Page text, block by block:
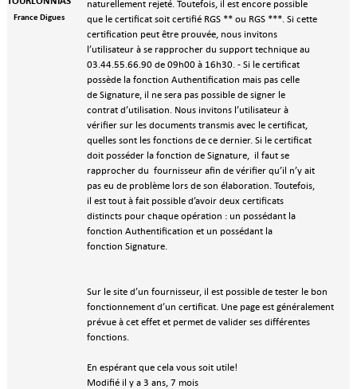
France Digues
naturellement rejeté. Toutefois, il est encore possible
que le certificat soit certifié RGS ** ou RGS ***. Si cette
certification peut être prouvée, nous invitons
l’utilisateur à se rapprocher du support technique au
03.44.55.66.90 de 09h00 à 16h30. - Si le certificat
possède la fonction Authentification mais pas celle
de Signature, il ne sera pas possible de signer le
contrat d’utilisation. Nous invitons l’utilisateur à
vérifier sur les documents transmis avec le certificat,
quelles sont les fonctions de ce dernier. Si le certificat
doit posséder la fonction de Signature, il faut se
rapprocher du fournisseur afin de vérifier qu’il n’y ait
pas eu de problème lors de son élaboration. Toutefois,
il est tout à fait possible d’avoir deux certificats
distincts pour chaque opération : un possédant la
fonction Authentification et un possédant la
fonction Signature.
Sur le site d’un fournisseur, il est possible de tester le bon
fonctionnement d’un certificat. Une page est généralement
prévue à cet effet et permet de valider ses différentes
fonctions.
En espérant que cela vous soit utile!
Modifié il y a 3 ans, 7 mois